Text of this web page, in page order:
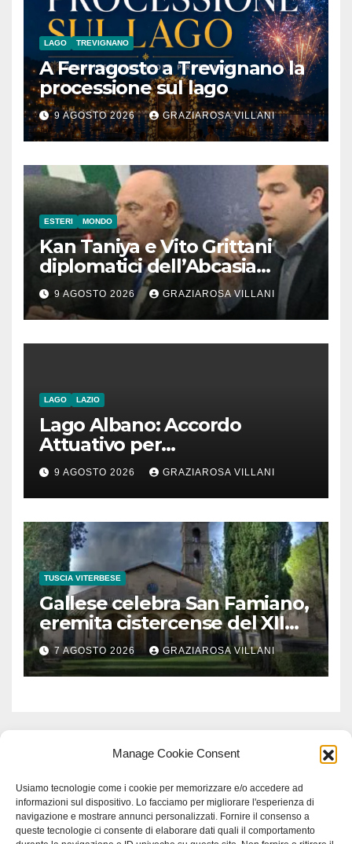
Manage Cookie Consent
Usiamo tecnologie come i cookie per memorizzare e/o accedere ad
informazioni sul dispositivo. Lo facciamo per migliorare l'esperienza di
navigazione e mostrare annunci personalizzati. Fornire il consenso a
queste tecnologie ci consente di elaborare dati quali il comportamento
LAGO TREVIGNANO
A Ferragosto a Trevignano la
processione sul lago
9 AGOSTO 2026 GRAZIAROSA VILLANI
ESTERI MONDO
Kan Taniya e Vito Grittani
diplomatici dell’Abcasia
contro nota del governo
romeno. “Non si può invocare
la costruzione di ponti e allo
stesso tempo condannare
9 AGOSTO 2026 GRAZIAROSA VILLANI
LAGO LAZIO
Lago Albano: Accordo
Attuativo per
l’interconnessione
acquedottistica da 29,5
milioni di euro
9 AGOSTO 2026 GRAZIAROSA VILLANI
TUSCIA VITERBESE
Gallese celebra San Famiano,
eremita cistercense del XII
secolo
7 AGOSTO 2026 GRAZIAROSA VILLANI